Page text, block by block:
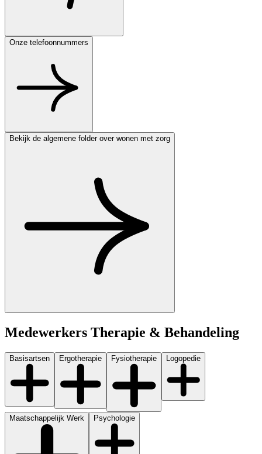
Onze telefoonnummers
Bekijk de algemene folder over wonen met zorg
Medewerkers Therapie & Behandeling
Basisartsen Ergotherapie Fysiotherapie Logopedie
Maatschappelijk Werk Psychologie